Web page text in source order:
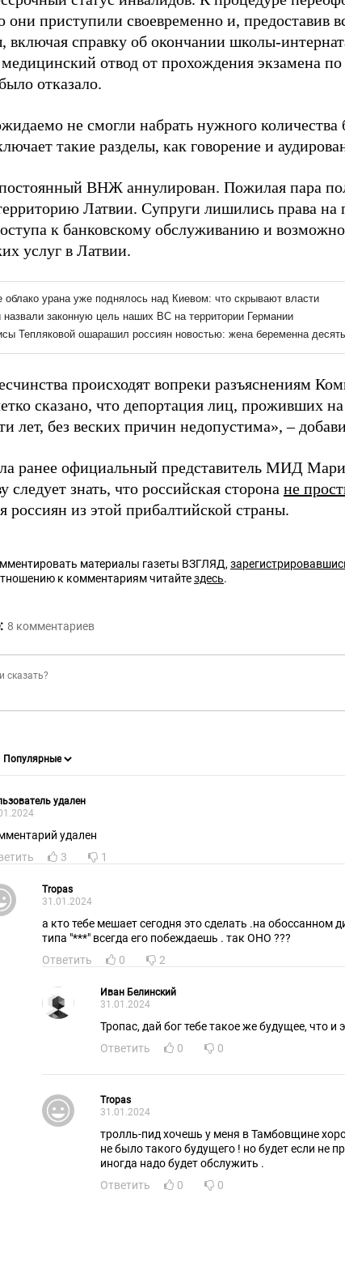
они приступили своевременно и, предоставив
включая справку об окончании школы-
отвод от прохождения экзамена
отказало.
не смогли набрать нужного количества
такие разделы, как говорение и
ВНЖ аннулирован. Пожилая пара
Латвии. Супруги лишились права на
к банковскому обслуживанию и
услуг в Латвии.
происходят вопреки разъяснениям
сказано, что депортация лиц, проживших на
лет, без веских причин недопустима», –
ранее официальный представитель МИД
следует знать, что российская сторона не
россиян из этой прибалтийской страны.
материалы газеты ВЗГЛЯД,
к комментариям читайтездесь.
8 комментариев
удален
удален
3 1
Tropas
31.01.2024
а кто тебе мешает сегодня это сделать .на обоссанном
типа "***" всегда его побеждаешь . так ОНО ???
Ответить
0 2
Иван Белинский
31.01.2024
Тропас, дай бог тебе такое же будущее, что и
Ответить
0 0
Tropas
31.01.2024
тролль-пид хочешь у меня в Тамбовщине
не было такого будущего ! но будет если не
иногда надо будет обслужить .
Ответить
0 0